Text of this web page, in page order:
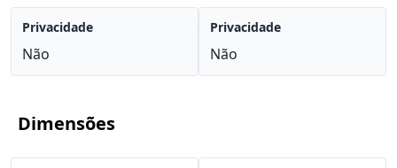
Privacidade
Não
Privacidade
Não
Dimensões